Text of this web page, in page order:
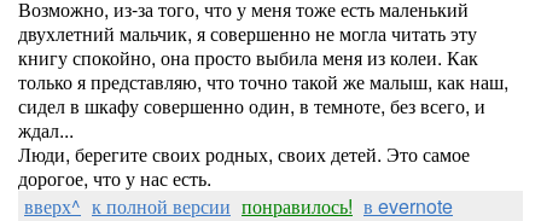
Возможно, из-за того, что у меня тоже есть маленький
двухлетний мальчик, я совершенно не могла читать эту
книгу спокойно, она просто выбила меня из колеи. Как
только я представляю, что точно такой же малыш, как наш,
сидел в шкафу совершенно один, в темноте, без всего, и
ждал...
Люди, берегите своих родных, своих детей. Это самое
дорогое, что у нас есть.
вверх^ к полной версии понравилось! в evernote